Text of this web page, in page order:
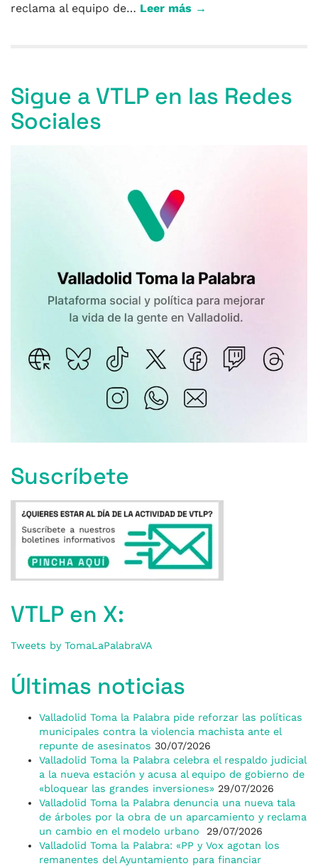
reclama al equipo de… Leer más →
Sigue a VTLP en las Redes
Sociales
Suscríbete
VTLP en X:
Tweets by TomaLaPalabraVA
Últimas noticias
Valladolid Toma la Palabra pide reforzar las políticas
municipales contra la violencia machista ante el
repunte de asesinatos 30/07/2026
Valladolid Toma la Palabra celebra el respaldo judicial
a la nueva estación y acusa al equipo de gobierno de
«bloquear las grandes inversiones» 29/07/2026
Valladolid Toma la Palabra denuncia una nueva tala
de árboles por la obra de un aparcamiento y reclama
un cambio en el modelo urbano
29/07/2026
Valladolid Toma la Palabra: «PP y Vox agotan los
remanentes del Ayuntamiento para financiar